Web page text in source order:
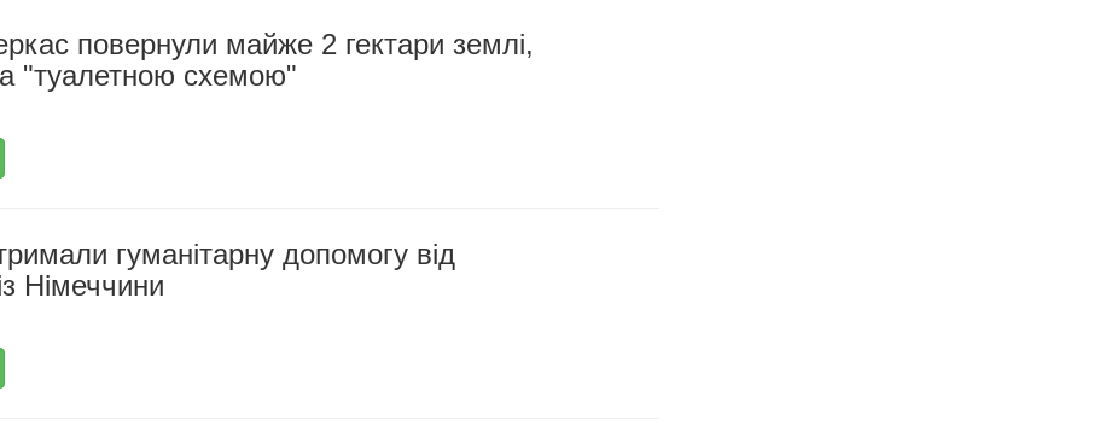
повернули майже 2 гектари землі,
"туалетною схемою"
гуманітарну допомогу від
Німеччини